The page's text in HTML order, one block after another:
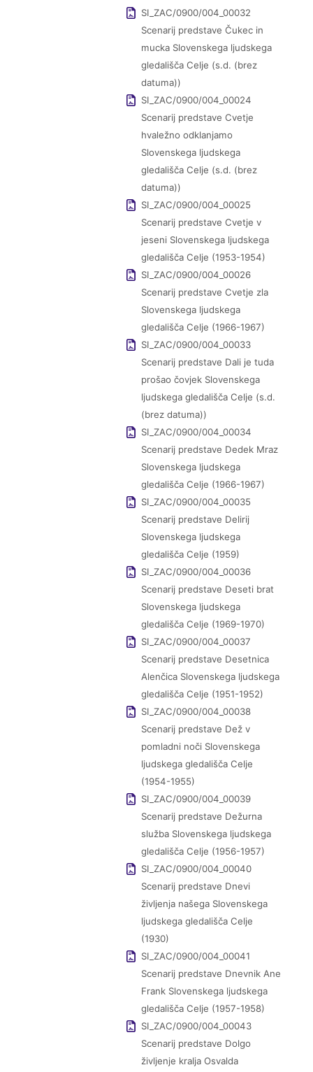
SI_ZAC/0900/004_00032
Scenarij predstave Čukec in
mucka Slovenskega ljudskega
gledališča Celje (s.d. (brez
datuma))
SI_ZAC/0900/004_00024
Scenarij predstave Cvetje
hvaležno odklanjamo
Slovenskega ljudskega
gledališča Celje (s.d. (brez
datuma))
SI_ZAC/0900/004_00025
Scenarij predstave Cvetje v
jeseni Slovenskega ljudskega
gledališča Celje (1953-1954)
SI_ZAC/0900/004_00026
Scenarij predstave Cvetje zla
Slovenskega ljudskega
gledališča Celje (1966-1967)
SI_ZAC/0900/004_00033
Scenarij predstave Dali je tuda
prošao čovjek Slovenskega
ljudskega gledališča Celje (s.d.
(brez datuma))
SI_ZAC/0900/004_00034
Scenarij predstave Dedek Mraz
Slovenskega ljudskega
gledališča Celje (1966-1967)
SI_ZAC/0900/004_00035
Scenarij predstave Delirij
Slovenskega ljudskega
gledališča Celje (1959)
SI_ZAC/0900/004_00036
Scenarij predstave Deseti brat
Slovenskega ljudskega
gledališča Celje (1969-1970)
SI_ZAC/0900/004_00037
Scenarij predstave Desetnica
Alenčica Slovenskega ljudskega
gledališča Celje (1951-1952)
SI_ZAC/0900/004_00038
Scenarij predstave Dež v
pomladni noči Slovenskega
ljudskega gledališča Celje
(1954-1955)
SI_ZAC/0900/004_00039
Scenarij predstave Dežurna
služba Slovenskega ljudskega
gledališča Celje (1956-1957)
SI_ZAC/0900/004_00040
Scenarij predstave Dnevi
življenja našega Slovenskega
ljudskega gledališča Celje
(1930)
SI_ZAC/0900/004_00041
Scenarij predstave Dnevnik Ane
Frank Slovenskega ljudskega
gledališča Celje (1957-1958)
SI_ZAC/0900/004_00043
Scenarij predstave Dolgo
življenje kralja Osvalda